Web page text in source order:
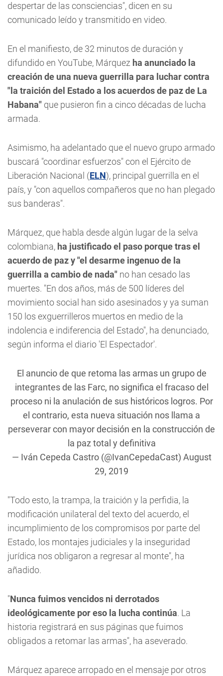
despertar de las consciencias", dicen en su
comunicado leído y transmitido en video.
En el manifiesto, de 32 minutos de duración y
difundido en YouTube, Márquez ha anunciado la
creación de una nueva guerrilla para luchar contra
"la traición del Estado a los acuerdos de paz de La
Habana" que pusieron fin a cinco décadas de lucha
armada.
Asimismo, ha adelantado que el nuevo grupo armado
buscará "coordinar esfuerzos" con el Ejército de
Liberación Nacional (ELN), principal guerrilla en el
país, y "con aquellos compañeros que no han plegado
sus banderas".
Márquez, que habla desde algún lugar de la selva
colombiana, ha justificado el paso porque tras el
acuerdo de paz y "el desarme ingenuo de la
guerrilla a cambio de nada" no han cesado las
muertes. "En dos años, más de 500 líderes del
movimiento social han sido asesinados y ya suman
150 los exguerrilleros muertos en medio de la
indolencia e indiferencia del Estado", ha denunciado,
según informa el diario 'El Espectador'.
El anuncio de que retoma las armas un grupo de
integrantes de las Farc, no significa el fracaso del
proceso ni la anulación de sus históricos logros. Por
el contrario, esta nueva situación nos llama a
perseverar con mayor decisión en la construcción de
la paz total y definitiva
— Iván Cepeda Castro (@IvanCepedaCast) August
29, 2019
"Todo esto, la trampa, la traición y la perfidia, la
modificación unilateral del texto del acuerdo, el
incumplimiento de los compromisos por parte del
Estado, los montajes judiciales y la inseguridad
jurídica nos obligaron a regresar al monte", ha
añadido.
"Nunca fuimos vencidos ni derrotados
ideológicamente por eso la lucha continúa. La
historia registrará en sus páginas que fuimos
obligados a retomar las armas", ha aseverado.
Márquez aparece arropado en el mensaje por otros